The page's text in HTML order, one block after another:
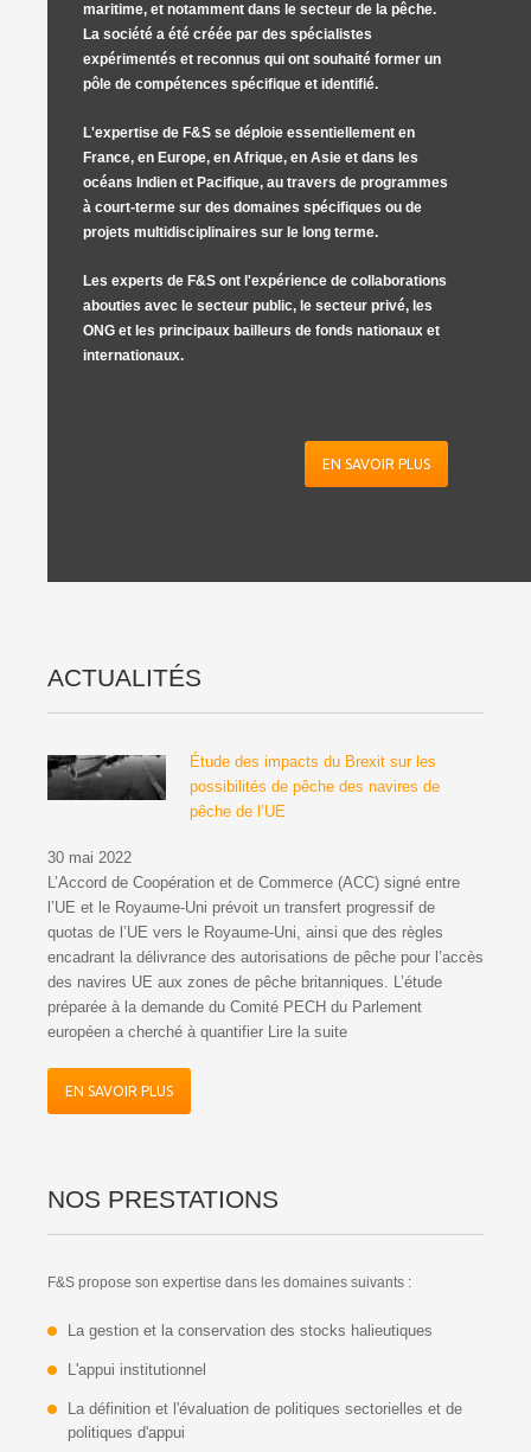
maritime, et notamment dans le secteur de la pêche.
La société a été créée par des spécialistes
expérimentés et reconnus qui ont souhaité former un
pôle de compétences spécifique et identifié.
L'expertise de F&S se déploie essentiellement en
France, en Europe, en Afrique, en Asie et dans les
océans Indien et Pacifique, au travers de programmes
à court-terme sur des domaines spécifiques ou de
projets multidisciplinaires sur le long terme.
Les experts de F&S ont l'expérience de collaborations
abouties avec le secteur public, le secteur privé, les
ONG et les principaux bailleurs de fonds nationaux et
internationaux.
EN SAVOIR PLUS
ACTUALITÉS
Étude des impacts du Brexit sur les
possibilités de pêche des navires de
pêche de l’UE
30 mai 2022
L’Accord de Coopération et de Commerce (ACC) signé entre
l’UE et le Royaume-Uni prévoit un transfert progressif de
quotas de l’UE vers le Royaume-Uni, ainsi que des règles
encadrant la délivrance des autorisations de pêche pour l’accès
des navires UE aux zones de pêche britanniques. L’étude
préparée à la demande du Comité PECH du Parlement
européen a cherché à quantifier Lire la suite
EN SAVOIR PLUS
NOS PRESTATIONS
F&S propose son expertise dans les domaines suivants :
La gestion et la conservation des stocks halieutiques
L'appui institutionnel
La définition et l'évaluation de politiques sectorielles et de
politiques d'appui